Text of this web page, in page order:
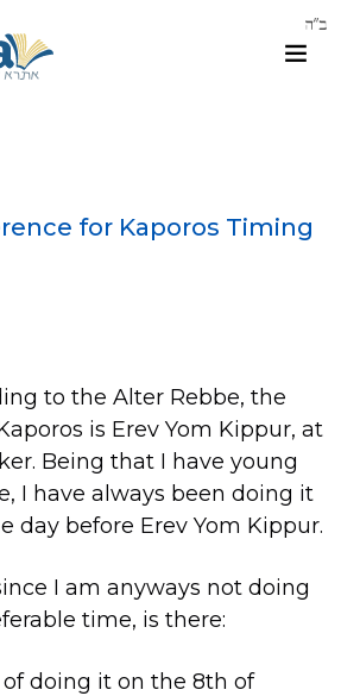
for Kaporos Timing
to the Alter Rebbe, the
is Erev Yom Kippur, at
Being that I have young
I have always been doing it
day before Erev Yom Kippur.
I am anyways not doing
time, is there:
doing it on the 8th of